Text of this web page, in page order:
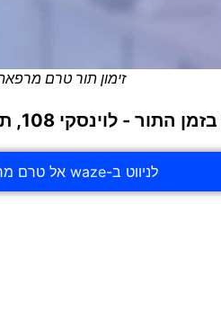
זימון תור טרם
- לוינסקי 108, תל אביב-יפו
לניווט ב-waze אל טרם מרפאה דחופה סניף הגדוד העברי